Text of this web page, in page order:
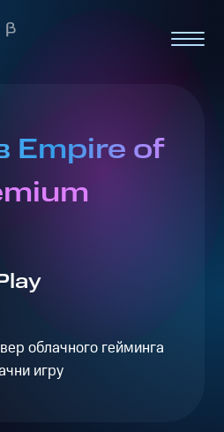
Empire of
облачного гейминга
игру